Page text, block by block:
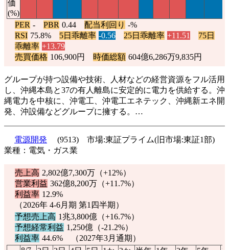
価
(%)
PER - PBR 0.44 配当利回り -%
RSI 75.8% 5日乖離率 -0.56 25日乖離率 +11.51
75日
乖離率 +13.79
売買価格 106,900円 時価総額 604億6,286万9,835円
グループが持つ設備や技術、人材などの経営資源をフル活用
し、沖縄本島と37の有人離島に安定的に電力を供給する。沖
縄電力を中核に、沖電工、沖電工エネテック、沖縄新エネ開
発、沖設備などグループに擁する。…
電源開発
(9513) 市場:東証プライム(旧市場:東証1部)
業種：電気・ガス業
売上高 2,802億7,300万（+12%）
営業利益 362億8,200万（+11.7%）
利益率 12.9%
（2026年 4-6月期 第1四半期）
予想売上高 1兆3,800億（+16.7%）
予想経常利益 1,250億（-21.2%）
利益率 44.6% （2027年3月通期）